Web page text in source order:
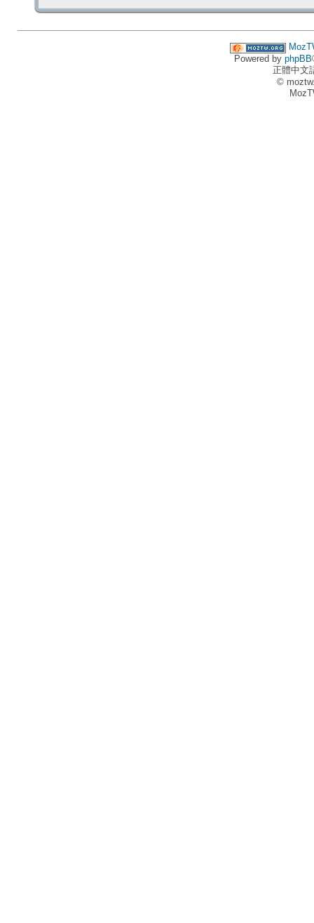
Powered by phpBB
正體中文
©